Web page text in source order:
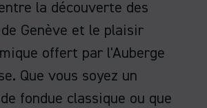
la découverte des
Genève et le plaisir
offert par l'Auberge
Que vous soyez un
fondue classique ou que